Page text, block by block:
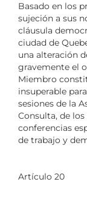
Basado en los
sujeción a sus
cláusula
ciudad de
una alteración
gravemente el
Miembro
insuperable
sesiones de la
Consulta, de
conferencias
de trabajo y
Artículo 20